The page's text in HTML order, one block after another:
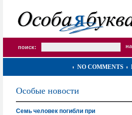
поиск:
NO COMMENTS
Особые новости
Семь человек погибли при